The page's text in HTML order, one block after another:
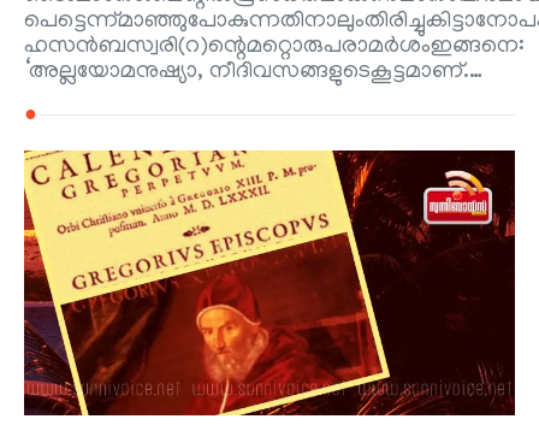
ഹസൻബസ്വരി(റ)ന്റെമറ്റൊരുപരാമർശംഇങ്ങനെ:
‘അല്ലയോമനുഷ്യാ, നീദിവസങ്ങളുടെകൂട്ടമാണ്.…
●